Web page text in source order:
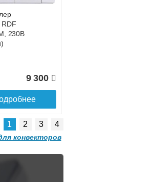
RDF
230В
9 300
1 2 3 4
конвекторов